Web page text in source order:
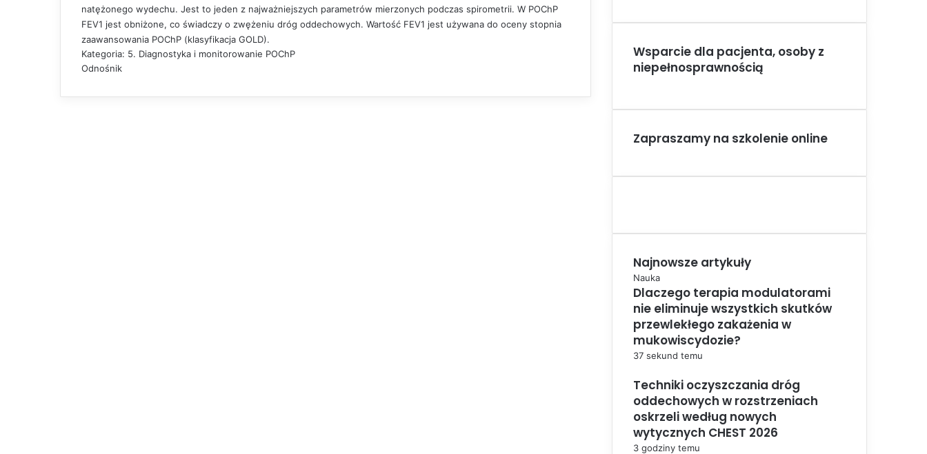
natężonego wydechu. Jest to jeden z najważniejszych parametrów mierzonych podczas spirometrii. W POChP
FEV1 jest obniżone, co świadczy o zwężeniu dróg oddechowych. Wartość FEV1 jest używana do oceny stopnia
zaawansowania POChP (klasyfikacja GOLD).
Kategoria: 5. Diagnostyka i monitorowanie POChP
Odnośnik
Wsparcie dla pacjenta, osoby z
niepełnosprawnością
Zapraszamy na szkolenie online
Najnowsze artykuły
Nauka
Dlaczego terapia modulatorami
nie eliminuje wszystkich skutków
przewlekłego zakażenia w
mukowiscydozie?
37 sekund temu
Techniki oczyszczania dróg
oddechowych w rozstrzeniach
oskrzeli według nowych
wytycznych CHEST 2026
3 godziny temu